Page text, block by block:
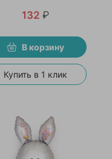
132 ₽
В корзину
Купить в 1 клик